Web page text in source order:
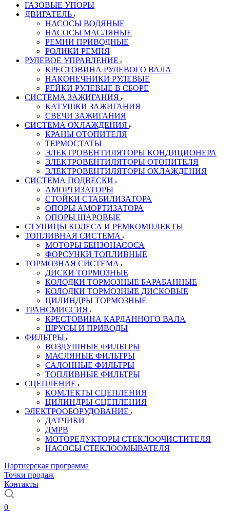
ГАЗОВЫЕ УПОРЫ
ДВИГАТЕЛЬ
НАСОСЫ ВОДЯНЫЕ
НАСОСЫ МАСЛЯНЫЕ
РЕМНИ ПРИВОДНЫЕ
РОЛИКИ РЕМНЯ
РУЛЕВОЕ УПРАВЛЕНИЕ
КРЕСТОВИНА РУЛЕВОГО ВАЛА
НАКОНЕЧНИКИ РУЛЕВЫЕ
РЕЙКИ РУЛЕВЫЕ В СБОРЕ
СИСТЕМА ЗАЖИГАНИЯ
КАТУШКИ ЗАЖИГАНИЯ
СВЕЧИ ЗАЖИГАНИЯ
СИСТЕМА ОХЛАЖДЕНИЯ
КРАНЫ ОТОПИТЕЛЯ
ТЕРМОСТАТЫ
ЭЛЕКТРОВЕНТИЛЯТОРЫ КОНДИЦИОНЕРА
ЭЛЕКТРОВЕНТИЛЯТОРЫ ОТОПИТЕЛЯ
ЭЛЕКТРОВЕНТИЛЯТОРЫ ОХЛАЖДЕНИЯ
СИСТЕМА ПОДВЕСКИ
АМОРТИЗАТОРЫ
СТОЙКИ СТАБИЛИЗАТОРА
ОПОРЫ АМОРТИЗАТОРА
ОПОРЫ ШАРОВЫЕ
СТУПИЦЫ КОЛЕСА И РЕМКОМПЛЕКТЫ
ТОПЛИВНАЯ СИСТЕМА
МОТОРЫ БЕНЗОНАСОСА
ФОРСУНКИ ТОПЛИВНЫЕ
ТОРМОЗНАЯ СИСТЕМА
ДИСКИ ТОРМОЗНЫЕ
КОЛОДКИ ТОРМОЗНЫЕ БАРАБАННЫЕ
КОЛОДКИ ТОРМОЗНЫЕ ДИСКОВЫЕ
ЦИЛИНДРЫ ТОРМОЗНЫЕ
ТРАНСМИССИЯ
КРЕСТОВИНА КАРДАННОГО ВАЛА
ШРУСЫ И ПРИВОДЫ
ФИЛЬТРЫ
ВОЗДУШНЫЕ ФИЛЬТРЫ
МАСЛЯНЫЕ ФИЛЬТРЫ
САЛОННЫЕ ФИЛЬТРЫ
ТОПЛИВНЫЕ ФИЛЬТРЫ
СЦЕПЛЕНИЕ
КОМЛЕКТЫ СЦЕПЛЕНИЯ
ЦИЛИНДРЫ СЦЕПЛЕНИЯ
ЭЛЕКТРООБОРУДОВАНИЕ
ДАТЧИКИ
ДМРВ
МОТОРЕДУКТОРЫ СТЕКЛООЧИСТИТЕЛЯ
НАСОСЫ СТЕКЛООМЫВАТЕЛЯ
Партнерская программа
Точки продаж
Контакты
0